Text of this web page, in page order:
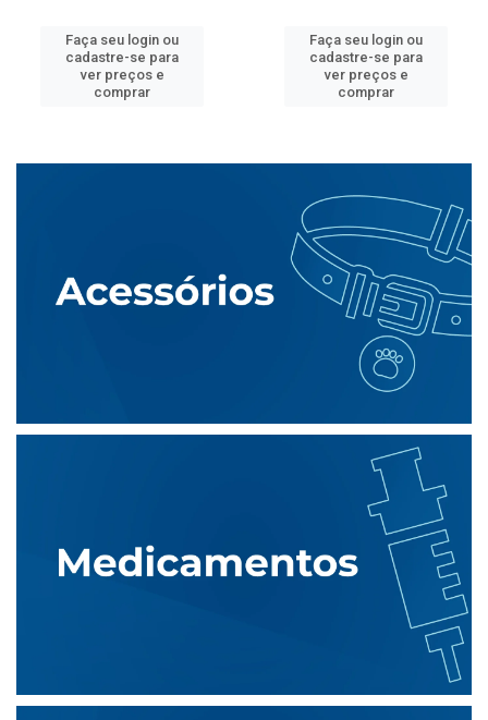
Faça seu login ou
cadastre-se para
ver preços e
comprar
Faça seu login ou
cadastre-se para
ver preços e
comprar